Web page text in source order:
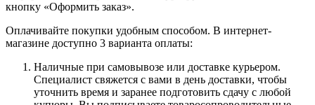
кнопку «Оформить заказ».
Оплачивайте покупки удобным способом. В интернет-
магазине доступно 3 варианта оплаты:
Наличные при самовывозе или доставке курьером.
Специалист свяжется с вами в день доставки, чтобы
уточнить время и заранее подготовить сдачу с любой